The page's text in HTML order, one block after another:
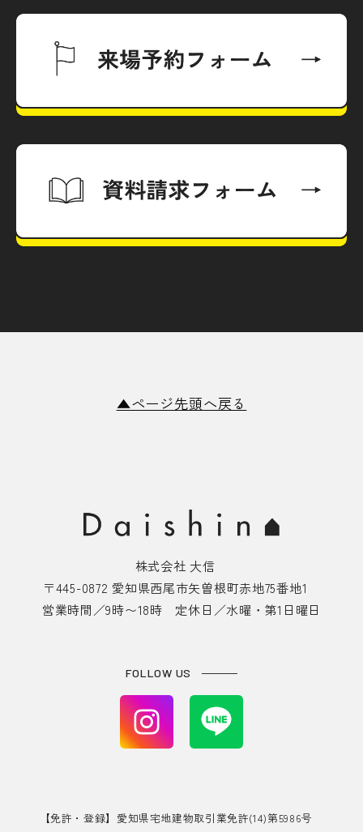
▲ページ先頭へ戻る
株式会社 大信
〒445-0872 愛知県西尾市矢曽根町赤地75番地1
営業時間／9時〜18時 定休日／水曜・第1日曜日
FOLLOW US
【免許・登録】愛知県宅地建物取引業免許(14)第5986号